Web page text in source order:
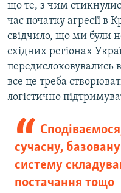
що те, з чим
час початку агресії в
свідчило, що ми були
східних регіонах
передислоковувались
все це треба
логістично
сучасну,
систему
постачання тощо